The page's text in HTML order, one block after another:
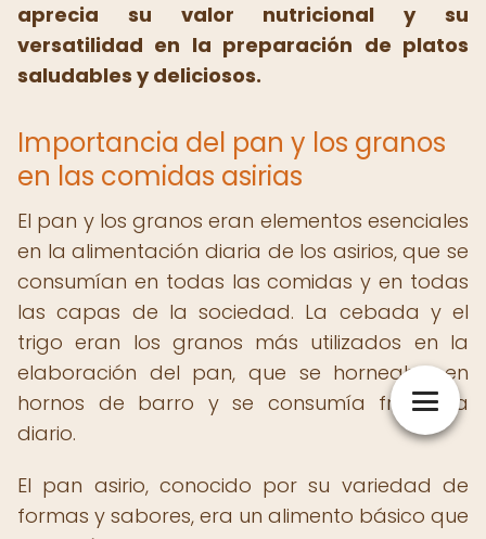
aprecia su valor nutricional y su
versatilidad en la preparación de platos
saludables y deliciosos.
Importancia del pan y los granos
en las comidas asirias
El pan y los granos eran elementos esenciales
en la alimentación diaria de los asirios, que se
consumían en todas las comidas y en todas
las capas de la sociedad. La cebada y el
trigo eran los granos más utilizados en la
elaboración del pan, que se horneaba en
hornos de barro y se consumía fresco a
diario.
El pan asirio, conocido por su variedad de
formas y sabores, era un alimento básico que